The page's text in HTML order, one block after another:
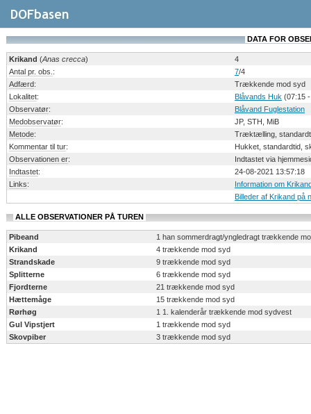
DATA FOR
Krikand (Anas crecca)
4
Antal pr. obs. : 7/4
Adfærd:
Trækkende mod syd
Lokalitet: Blåvands Huk (07:15
Observatør:
Blåvand Fuglestation
Medobservatør:
JP, STH, MiB
Metode:
Træktælling,
Kommentar til tur:
Hukket, standardtid,
Observationen er:
Indtastet via
Indtastet:
24-08-2021 13:57:18
Links:
Information om
Billeder af Krikand på
ALLE OBSERVATIONER PÅ TUREN
Pibeand
1 han sommerdragt/yngledragt trækkende
Krikand
4 trækkende mod syd
Strandskade
9 trækkende mod syd
Splitterne
6 trækkende mod syd
Fjordterne
21 trækkende mod syd
Hættemåge
15 trækkende mod syd
Rørhøg
1 1. kalenderår trækkende mod sydvest
Gul Vipstjert
1 trækkende mod syd
Skovpiber
3 trækkende mod syd